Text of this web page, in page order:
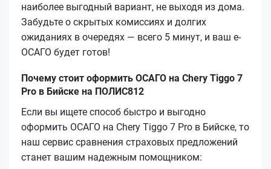
наиболее выгодный вариант, не выходя из дома.
Забудьте о скрытых комиссиях и долгих
ожиданиях в очередях — всего 5 минут, и ваш е-
ОСАГО будет готов!
Почему стоит оформить ОСАГО на Chery Tiggo 7
Pro в Бийске на ПОЛИС812
Если вы ищете способ быстро и выгодно
оформить ОСАГО на Chery Tiggo 7 Pro в Бийске, то
наш сервис сравнения страховых предложений
станет вашим надежным помощником: